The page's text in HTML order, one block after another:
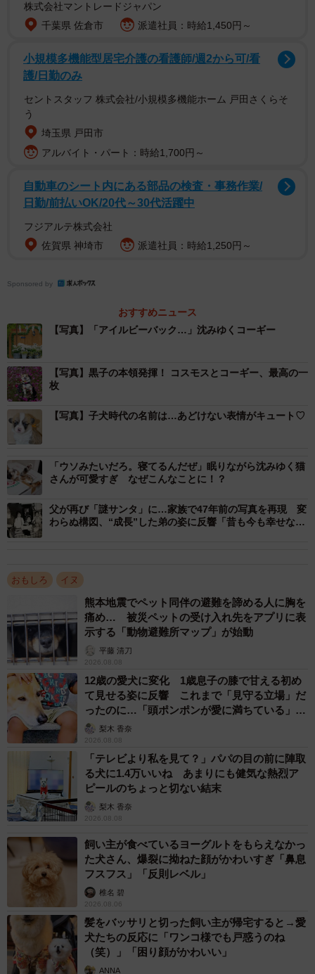
フォトスポットでは、白やグリーンの花々が上品に咲き乱
れていました。
1枚目の写真では、白い花々の向こうから神楽ちゃんがひょ
っこりと顔を出し、口元を少し開けて明るい表情を浮かべ
ています。背景のウッドフェンスや爽やかな飾り付けも相
まって、まさに理想的なお出かけショットです。
フォトスポットで笑顔を見せる神楽ちゃん（画像提供：コーギーの神楽
さん）
しかし、2枚目の写真になると、神楽ちゃんは少し上を見上
げるような姿勢になり、体勢が一段と低くなっています。
「あれ？」 だんだん沈んでいく神楽ちゃん（画像提供：コーギーの神楽
そして3枚目の写真では、さらに体が下へと沈み込み、白い
花の間から顔の上の部分だけがのぞくような状態にーー。
当の神楽ちゃんも「何事！？」と言いたげな困惑した表情
を浮かべています。
株式会社マントレードジャパン
千葉県 佐倉市
派遣社員：時給1,450円～
小規模多機能型居宅介護の看護師/週2から可/看
護/日勤のみ
セントスタッフ 株式会社/小規模多機能ホーム 戸田さくらそ
う
埼玉県 戸田市
アルバイト・パート：時給1,700円～
自動車のシート内にある部品の検査・事務作業/
日勤/前払いOK/20代～30代活躍中
フジアルテ株式会社
佐賀県 神埼市
派遣社員：時給1,250円～
Sponsored by
おすすめニュース
【写真】「アイルビーバック…」沈みゆくコーギー
【写真】黒子の本領発揮！ コスモスとコーギー、最高の一
枚
【写真】子犬時代の名前は…あどけない表情がキュート♡
「ウソみたいだろ。寝てるんだぜ」眠りながら沈みゆく猫
さんが可愛すぎ なぜこんなことに！？
父が再び「謎サンタ」に…家族で47年前の写真を再現 変
わらぬ構図、“成長”した弟の姿に反響「昔も今も幸せな写
おもしろ イヌ
熊本地震でペット同伴の避難を諦める人に胸を
痛め… 被災ペットの受け入れ先をアプリに表
示する「動物避難所マップ」が始動
平藤 清刀
2026.08.08
12歳の愛犬に変化 1歳息子の膝で甘える初め
て見せる姿に反響 これまで「見守る立場」だ
ったのに…「頭ポンポンが愛に満ちている」
「尊…」
梨木 香奈
2026.08.08
「テレビより私を見て？」パパの目の前に陣取
る犬に1.4万いいね あまりにも健気な熱烈ア
ピールのちょっと切ない結末
梨木 香奈
2026.08.08
飼い主が食べているヨーグルトをもらえなかっ
た犬さん、爆裂に拗ねた顔がかわいすぎ「鼻息
フスフス」「反則レベル」
椎名 碧
2026.08.06
髪をバッサリと切った飼い主が帰宅すると→愛
犬たちの反応に「ワンコ様でも戸惑うのね
（笑）」「困り顔がかわいい」
ANNA